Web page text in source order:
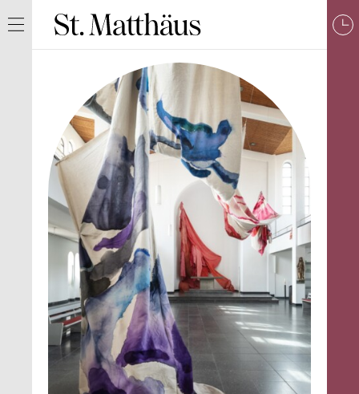
Navigation ein/ausblenden